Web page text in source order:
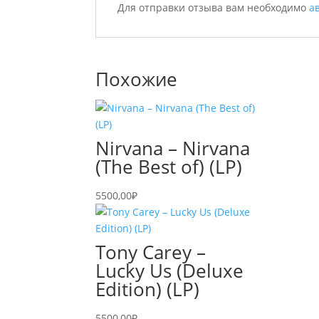
Для отправки отзыва вам необходимо
Похожие
Nirvana – Nirvana
(The Best of) (LP)
5500,00₽
Tony Carey –
Lucky Us (Deluxe
Edition) (LP)